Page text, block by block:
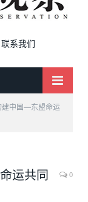
联系我们
建中国—东盟命运
运共同
0